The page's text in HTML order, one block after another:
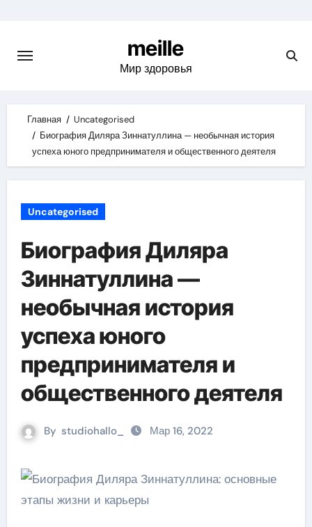
content
meille
Мир здоровья
Главная
Uncategorised
Биография Диляра Зиннатуллина — необычная история
успеха юного предпринимателя и общественного деятеля
Uncategorised
Биография Диляра
Зиннатуллина —
необычная история
успеха юного
предпринимателя и
общественного деятеля
By studiohallo_ Мар 16, 2022